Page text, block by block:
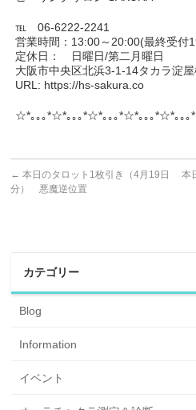
℡ 06-6222-2241
営業時間：13:00～20:00(最終受付
定休日： 日曜日/第二月曜日
大阪市中央区北浜3-1-14タカラ淀
URL: https://hs-sakura.co
☆*｡｡｡*☆*｡｡｡*☆*｡｡｡*☆*｡｡｡*☆*｡｡
← 本日のタロット1枚引き（4月19日
分） 悪魔逆位置
本
カテゴリー
Blog
Information
イベント